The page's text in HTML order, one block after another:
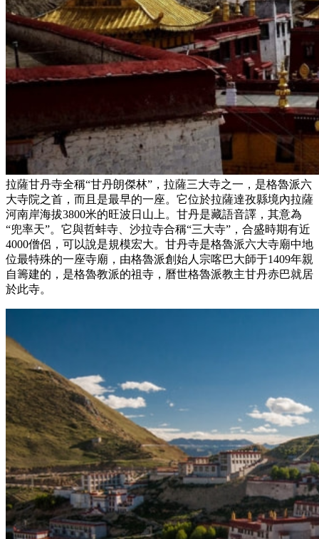
拉薩甘丹寺全稱“甘丹朗傑林”，拉薩三大寺之一，是格魯派六
大寺院之首，而且是最早的一座。它位於拉薩達孜縣境內拉薩
河南岸海拔3800米的旺波日山上。甘丹是藏語音譯，其意為
“兜率天”。它與哲蚌寺、沙拉寺合稱“三大寺”，合盛時期有近
4000僧侶，可以說是規模宏大。甘丹寺是格魯派六大寺廟中地
位最特殊的一座寺廟，由格魯派創始人宗喀巴大師于1409年親
自籌建的，是格魯教派的祖寺，曆世格魯派教主甘丹赤巴就居
於此寺。